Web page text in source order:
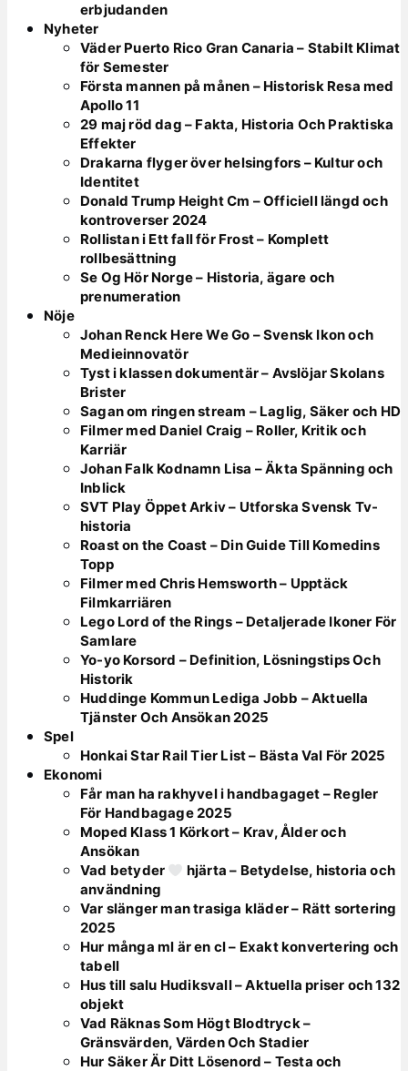
erbjudanden
Nyheter
Väder Puerto Rico Gran Canaria – Stabilt Klimat
för Semester
Första mannen på månen – Historisk Resa med
Apollo 11
29 maj röd dag – Fakta, Historia Och Praktiska
Effekter
Drakarna flyger över helsingfors – Kultur och
Identitet
Donald Trump Height Cm – Officiell längd och
kontroverser 2024
Rollistan i Ett fall för Frost – Komplett
rollbesättning
Se Og Hör Norge – Historia, ägare och
prenumeration
Nöje
Johan Renck Here We Go – Svensk Ikon och
Medieinnovatör
Tyst i klassen dokumentär – Avslöjar Skolans
Brister
Sagan om ringen stream – Laglig, Säker och HD
Filmer med Daniel Craig – Roller, Kritik och
Karriär
Johan Falk Kodnamn Lisa – Äkta Spänning och
Inblick
SVT Play Öppet Arkiv – Utforska Svensk Tv-
historia
Roast on the Coast – Din Guide Till Komedins
Topp
Filmer med Chris Hemsworth – Upptäck
Filmkarriären
Lego Lord of the Rings – Detaljerade Ikoner För
Samlare
Yo-yo Korsord – Definition, Lösningstips Och
Historik
Huddinge Kommun Lediga Jobb – Aktuella
Tjänster Och Ansökan 2025
Spel
Honkai Star Rail Tier List – Bästa Val För 2025
Ekonomi
Får man ha rakhyvel i handbagaget – Regler
För Handbagage 2025
Moped Klass 1 Körkort – Krav, Ålder och
Ansökan
Vad betyder
hjärta – Betydelse, historia och
användning
Var slänger man trasiga kläder – Rätt sortering
2025
Hur många ml är en cl – Exakt konvertering och
tabell
Hus till salu Hudiksvall – Aktuella priser och 132
objekt
Vad Räknas Som Högt Blodtryck –
Gränsvärden, Värden Och Stadier
Hur Säker Är Ditt Lösenord – Testa och